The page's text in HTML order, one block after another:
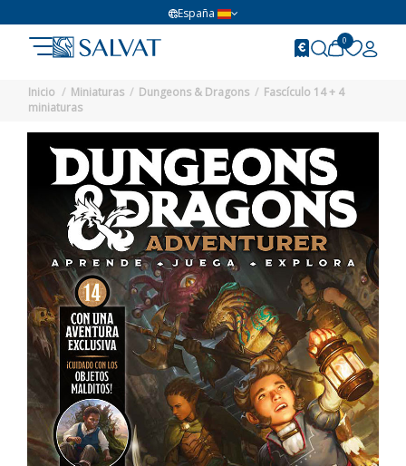
España
0
Inicio Miniaturas Dungeons & Dragons
Fascículo 14 + 4
miniaturas